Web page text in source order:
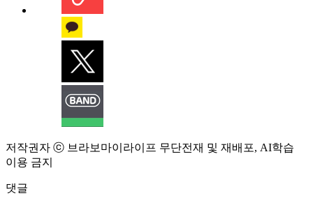
저작권자 ⓒ 브라보마이라이프 무단전재 및 재배포, AI학습
이용 금지
댓글